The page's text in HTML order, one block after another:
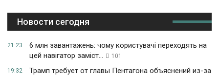
Новости сегодня
21:23
6 млн завантажень: чому користувачі переходять на
цей навігатор заміст...
101
19:32
Трамп требует от главы Пентагона объяснений из-за